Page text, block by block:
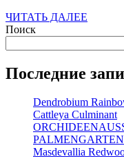
ЧИТАТЬ ДАЛЕЕ
Поиск
Последние
Dendrobium
Cattleya Culminant
PALMENGARTEN
Masdevallia